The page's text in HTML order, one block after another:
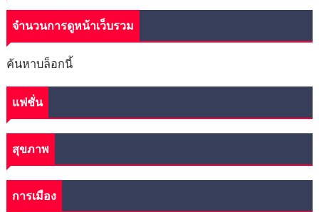
จำนวนการดูหน้าเว็บรวม
ค้นหาบล็อกนี้
แฟชั่น
สุขภาพ
การเมือง